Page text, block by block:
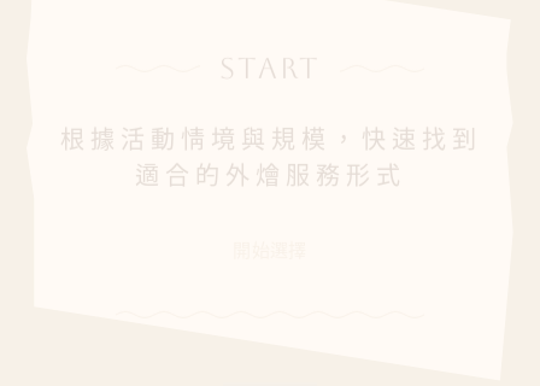
START
根據活動情境與規模，快速找到
適合的外燴服務形式